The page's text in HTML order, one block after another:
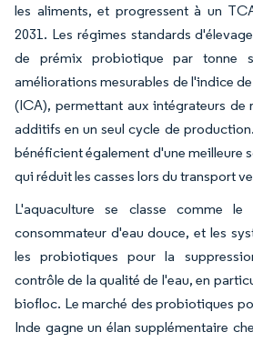
les aliments, et progressent à un
2031. Les régimes standards
de prémix probiotique par tonne
améliorations mesurables de l'indice
(ICA), permettant aux intégrateurs de
additifs en un seul cycle de
bénéficient également d'une meilleure
qui réduit les casses lors du transport
L'aquaculture se classe comme le
consommateur d'eau douce, et les
les probiotiques pour la
contrôle de la qualité de l'eau, en
biofloc. Le marché des probiotiques
Inde gagne un élan supplémentaire